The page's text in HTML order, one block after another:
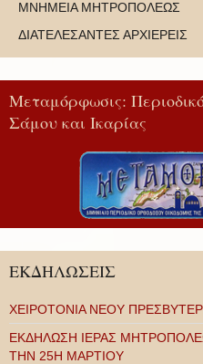
ΜΝΗΜΕΙΑ ΜΗΤΡΟΠΟΛΕΩΣ
ΔΙΑΤΕΛΕΣΑΝΤΕΣ ΑΡΧΙΕΡΕΙΣ
Μεταμόρφωσις:
Σάμου και Ικαρίας
ΕΚΔΗΛΩΣΕΙΣ
ΧΕΙΡΟΤΟΝΙΑ ΝΕΟΥ
ΕΚΔΗΛΩΣΗ ΙΕΡΑΣ
ΤΗΝ 25Η ΜΑΡΤΙΟΥ